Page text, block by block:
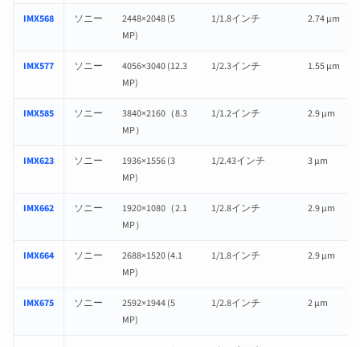
IMX568 ソニー
2448×2048 (5
MP)
1/1.8インチ 2.74 µm
IMX577 ソニー
4056×3040 (12.3
MP)
1/2.3インチ 1.55 µm
IMX585 ソニー
3840×2160（8.3
MP）
1/1.2インチ 2.9 µm
IMX623 ソニー
1936×1556 (3
MP)
1/2.43インチ 3 µm
IMX662 ソニー
1920×1080（2.1
MP）
1/2.8インチ 2.9 µm
IMX664 ソニー
2688×1520 (4.1
MP)
1/1.8インチ 2.9 µm
IMX675 ソニー
2592×1944 (5
MP)
1/2.8インチ 2 µm